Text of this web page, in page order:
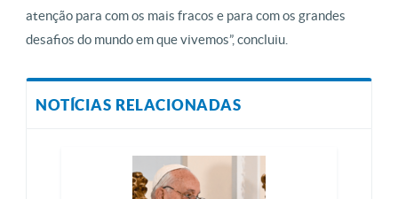
atenção para com os mais fracos e para com os grandes
desafios do mundo em que vivemos”, concluiu.
NOTÍCIAS RELACIONADAS